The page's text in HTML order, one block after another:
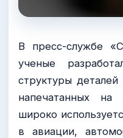
В пресс-службе
ученые
структуры
напечатанных на
широко
в авиации,